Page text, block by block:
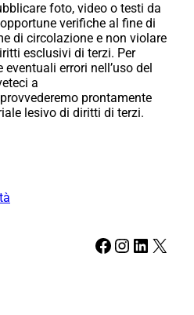
foto, video o testi da
verifiche al fine di
di circolazione e non violare
esclusivi di terzi. Per
errori nell’uso del
a
prontamente
lesivo di diritti di terzi.
Facebook Instagram LinkedIn X